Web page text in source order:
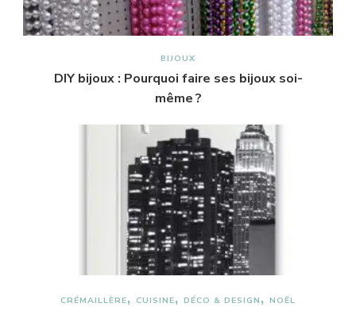
BIJOUX
DIY bijoux : Pourquoi faire ses bijoux soi-
même ?
CRÉMAILLÈRE CUISINE DÉCO & DESIGN NOËL